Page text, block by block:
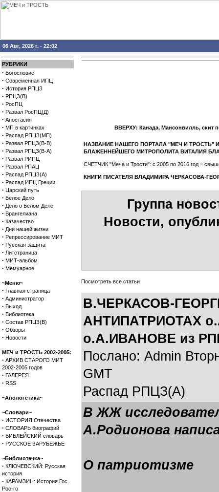
06 Авг, 2026 г. - 22:02
РУБРИКИ
· Богословие
· Современная ИПЦ
· История РПЦЗ
· РПЦЗ(В)
· РосПЦ
· Развал РосПЦ(Д)
· Апостасия
· МП в картинках
· Распад РПЦЗ(МП)
· Развал РПЦЗ(В-В)
· Развал РПЦЗ(В-А)
· Развал РИПЦ
· Развал РПАЦ
· Распад РПЦЗ(А)
· Распад ИПЦ Греции
· Царский путь
· Белое Дело
· Дело о Белом Деле
· Врангелиана
· Казачество
· Дни нашей жизни
· Репрессирование МИТ
· Русская защита
· Литстраница
· МИТ-альбом
· Мемуарное
~Меню~
· Главная страница
· Администратор
· Выход
· Библиотека
· Состав РПЦЗ(В)
· Обзоры
· Новости
МЕЧ и ТРОСТЬ 2002-2005:
· АРХИВ СТАРОГО МИТ
2002-2005 годов
· ГАЛЕРЕЯ
· RSS
~Апологетика~
~Словари~
· ИСТОРИЯ Отечества
· СЛОВАРЬ биографий
· БИБЛЕЙСКИЙ словарь
· РУССКОЕ ЗАРУБЕЖЬЕ
~Библиотечка~
· КЛЮЧЕВСКИЙ: Русская
история
· КАРАМЗИН: История Гос.
Рос-го
ВВЕРХУ: Канада, Мансонвилль, скит
НАЗВАНИЕ НАШЕГО ПОРТАЛА "МЕЧ И ТРОСТЬ"
БЛАЖЕННЕЙШЕГО МИТРОПОЛИТА ВИТАЛИЯ
СЧЕТЧИК "Меча и Трости": с 2005 по 2016 год =
КНИГИ ПИСАТЕЛЯ ВЛАДИМИРА ЧЕРКАСОВА-
Группа
Новости,
Посмотреть все статьи
В.ЧЕРКАСОВ-
АНТИПАТРИОТАХ
о.А.ИВАНОВЕ из
Послано: Admin
GMT
Распад РПЦЗ(А)
В ЖЖ
А.Родионова
О патриотизме